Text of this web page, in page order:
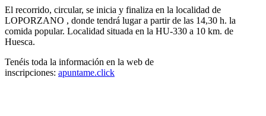
El recorrido, circular, se inicia y finaliza en la localidad de
LOPORZANO , donde tendrá lugar a partir de las 14,30 h. la
comida popular. Localidad situada en la HU-330 a 10 km. de
Huesca.
Tenéis toda la información en la web de
inscripciones: apuntame.click